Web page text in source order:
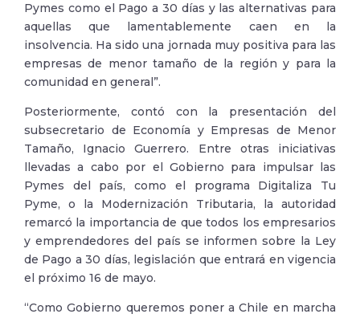
Pymes como el Pago a 30 días y las alternativas para
aquellas que lamentablemente caen en la
insolvencia. Ha sido una jornada muy positiva para las
empresas de menor tamaño de la región y para la
comunidad en general”.
Posteriormente, contó con la presentación del
subsecretario de Economía y Empresas de Menor
Tamaño, Ignacio Guerrero. Entre otras iniciativas
llevadas a cabo por el Gobierno para impulsar las
Pymes del país, como el programa Digitaliza Tu
Pyme, o la Modernización Tributaria, la autoridad
remarcó la importancia de que todos los empresarios
y emprendedores del país se informen sobre la Ley
de Pago a 30 días, legislación que entrará en vigencia
el próximo 16 de mayo.
“Como Gobierno queremos poner a Chile en marcha